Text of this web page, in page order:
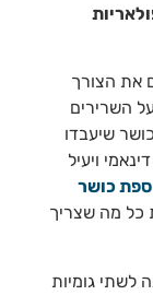
את הצורך
השרירים
שיעבדו
ויעיל
ספת כושר
כל מה שצריך
לשתי גומיות